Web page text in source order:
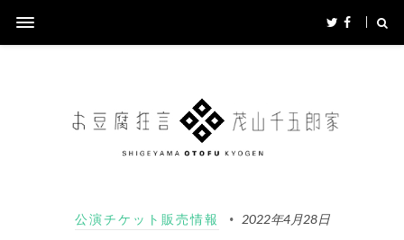
公演チケット販売情報 2022年4月28日